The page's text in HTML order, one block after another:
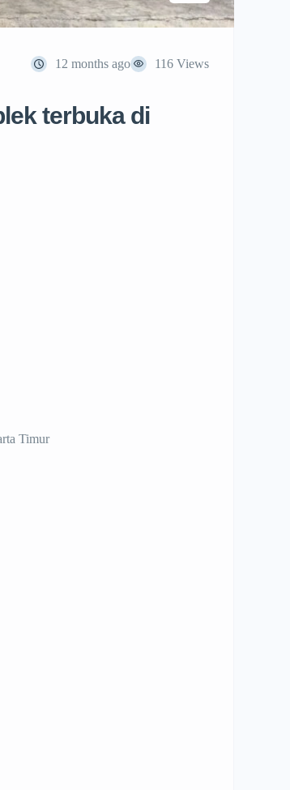
12 months ago 116 Views
terbuka di
Timur